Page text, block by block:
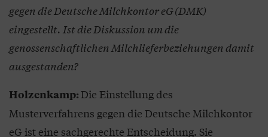
gegen die Deutsche Milchkontor eG (DMK)
eingestellt. Ist die Diskussion um die
genossenschaftlichen Milchlieferbeziehungen damit
ausgestanden?
Holzenkamp:Die Einstellung des
Musterverfahrens gegen die Deutsche Milchkontor
eG ist eine sachgerechte Entscheidung. Sie